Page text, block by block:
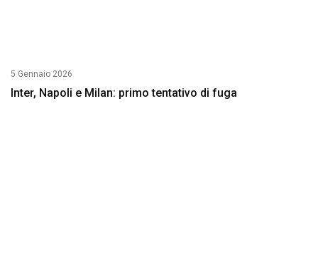
5 Gennaio 2026
Inter, Napoli e Milan: primo tentativo di fuga